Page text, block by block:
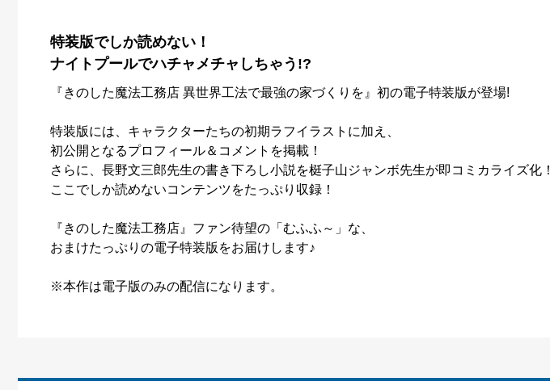
特装版でしか読めない！
ナイトプールでハチャメチャしちゃう!?
『きのした魔法工務店 異世界工法で最強の家づくりを』初の電子特装版が登場!
特装版には、キャラクターたちの初期ラフイラストに加え、
初公開となるプロフィール＆コメントを掲載！
さらに、長野文三郎先生の書き下ろし小説を梃子山ジャンボ先生が即コミカライズ化！
ここでしか読めないコンテンツをたっぷり収録！
『きのした魔法工務店』ファン待望の「むふふ～」な、
おまけたっぷりの電子特装版をお届けします♪
※本作は電子版のみの配信になります。